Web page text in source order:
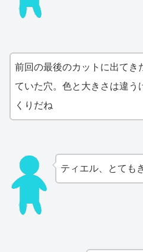
前回の最後のカットに出てき
ていた穴。色と大きさは違う
くりだね
ティエル、とても